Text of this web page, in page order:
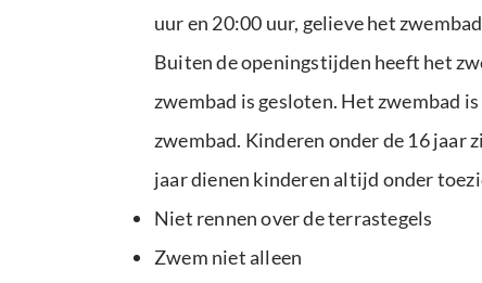
uur en 20:00 uur, gelieve het
Buiten de openingstijden heeft het
zwembad is gesloten. Het zwembad
zwembad. Kinderen onder de 16 jaar
jaar dienen kinderen altijd onder
Niet rennen over de terrastegels
Zwem niet alleen